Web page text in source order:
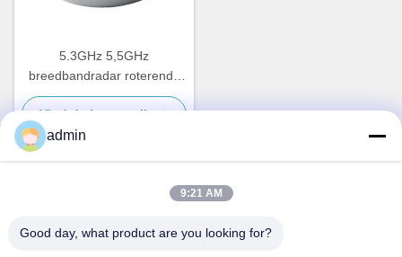
5.3GHz 5,5GHz
breedbandradar roterende
gezamenlijke antenne voor
SX-bandradarsystemen
Vind de beste prijs
admin
9:21 AM
Good day, what product are you looking for?